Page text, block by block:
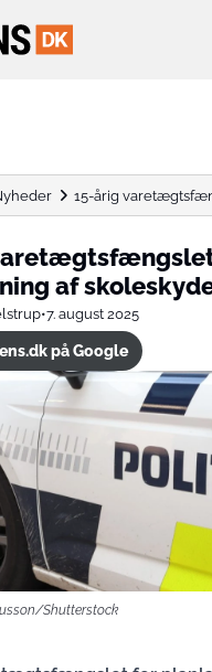
15-årig
af
•7. august 2025
på Google
Shutterstock